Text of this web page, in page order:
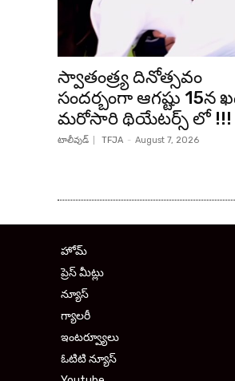
స్వాతంత్ర్య దినోత్సవం
సందర్బంగా ఆగష్టు 15న
మరోసారి థియేటర్స్ లో !!!
టాలీవుడ్ TFJA - August 7, 2026
హోమ్
ప్రెస్ మీట్లు
న్యూస్
గ్యాలరీ
ఇంటర్వ్యూలు
ఓటిటి న్యూస్